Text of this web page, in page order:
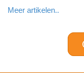
Meer artikelen..